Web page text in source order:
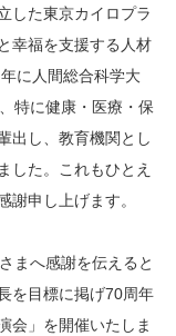
した東京カイロプラ
幸福を支援する人材
に人間総合科学大
特に健康・医療・保
出し、教育機関とし
した。これもひとえ
謝申し上げます。
まへ感謝を伝えると
を目標に掲げ70周年
会」を開催いたしま